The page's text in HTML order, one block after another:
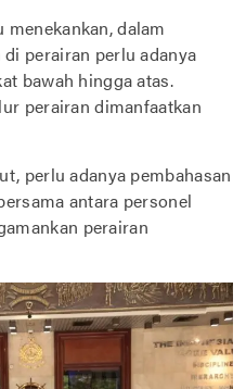
dalam
perairan perlu adanya
bawah hingga atas.
perairan dimanfaatkan
perlu adanya pembahasan
antara personel
perairan